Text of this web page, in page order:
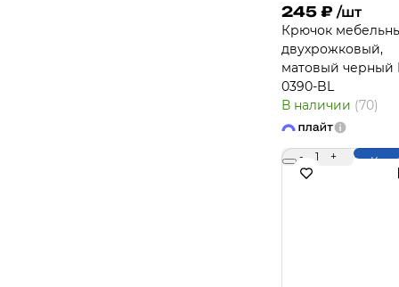
245 ₽ /шт
Крючок
двухрожковый,
матовый черный
0390-BL
В наличии (70)
- 1 +